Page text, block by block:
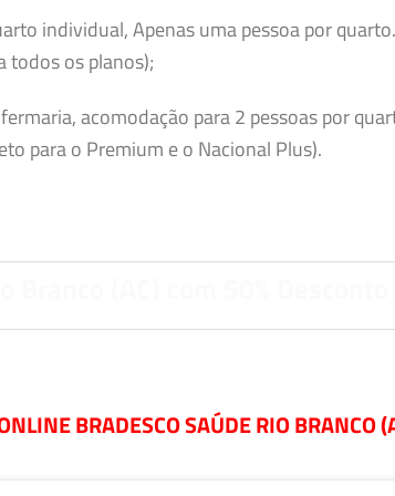
individual, Apenas uma pessoa por quarto.
todos os planos);
acomodação para 2 pessoas por
para o Premium e o Nacional Plus).
BRADESCO SAÚDE RIO BRANCO